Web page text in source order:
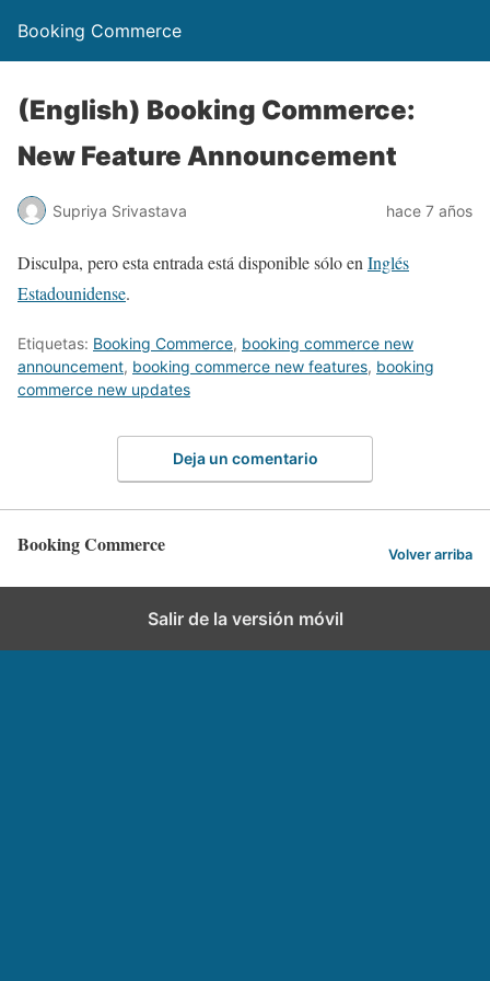
Booking Commerce
(English) Booking Commerce:
New Feature Announcement
Supriya Srivastava hace 7 años
Disculpa, pero esta entrada está disponible sólo en Inglés
Estadounidense.
Etiquetas: Booking Commerce, booking commerce new
announcement, booking commerce new features, booking
commerce new updates
Deja un comentario
Booking Commerce Volver arriba
Salir de la versión móvil